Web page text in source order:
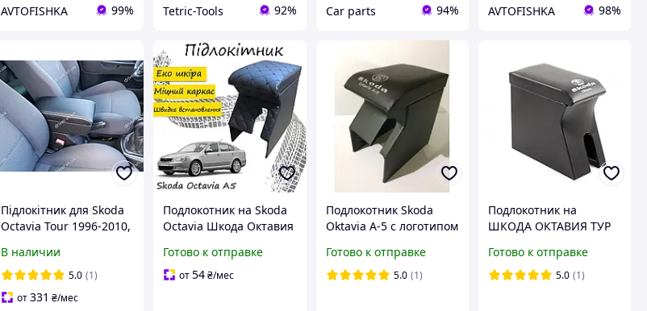
AVTOFISHKA 99% Tetric-Tools 92% Сar parts 94% AVTOFISHKA 98%
Підлокітник для Skoda
Octavia Tour 1996-2010,
В наличии
5.0 (1)
от331 ₴/мес
Подлокотник на Skoda
Octavia Шкода Октавия
Готово к отправке
от54₴/мес
Подлокотник Skoda
Oktavia A-5 с логотипом
Готово к отправке
5.0 (1)
Подлокотник на
ШКОДА ОКТАВИЯ ТУР
черный с вышивкой
Готово к отправке
5.0 (1)